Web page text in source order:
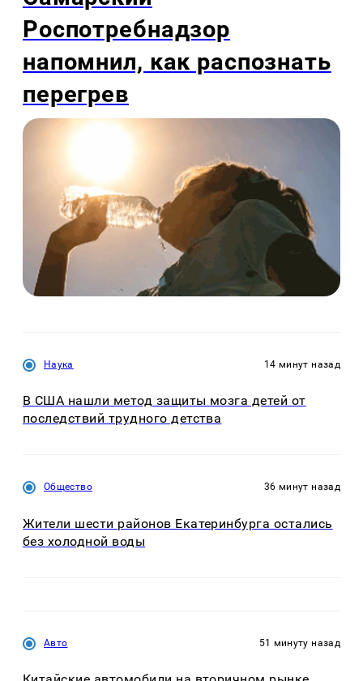
Роспотребнадзор
напомнил, как распознать
перегрев
Наука 14 минут назад
В США нашли метод защиты мозга детей от
последствий трудного детства
Общество 36 минут назад
Жители шести районов Екатеринбурга остались
без холодной воды
Авто 51 минуту назад